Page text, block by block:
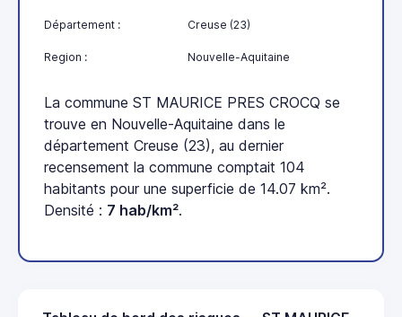
Département : Creuse (23)
Region : Nouvelle-Aquitaine
La commune ST MAURICE PRES CROCQ se
trouve en Nouvelle-Aquitaine dans le
département Creuse (23), au dernier
recensement la commune comptait 104
habitants pour une superficie de 14.07 km².
Densité : 7 hab/km².